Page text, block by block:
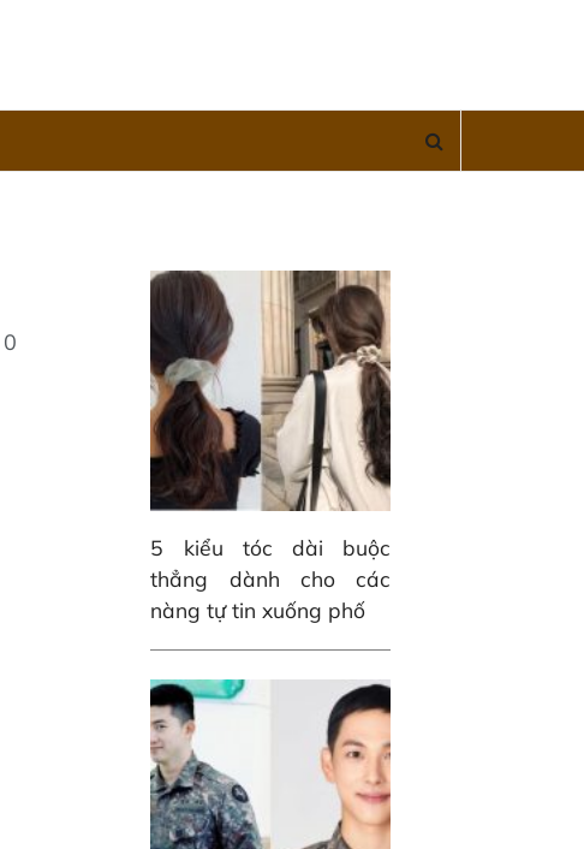
0
5 kiểu tóc dài buộc
thẳng dành cho các
nàng tự tin xuống phố